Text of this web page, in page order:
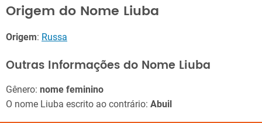
Origem do Nome Liuba
Origem: Russa
Outras Informações do Nome Liuba
Gênero: nome feminino
O nome Liuba escrito ao contrário: Abuil